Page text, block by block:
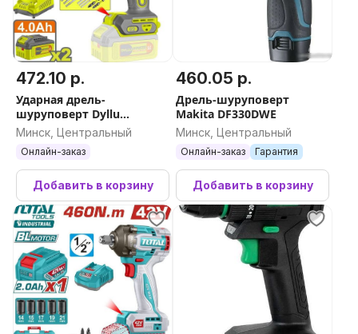
472.10 р.
Ударная дрель-
шуруповерт Dyllu
DTCDP9281 (с 2-мя АКБ,
Минск, Центральный
Онлайн-заказ
Добавить в корзину
460.05 р.
Дрель-шуруповерт
Makita DF330DWE
Минск, Центральный
Онлайн-заказ Гарантия
Добавить в корзину